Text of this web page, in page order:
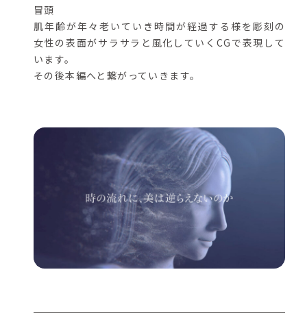
冒頭
肌年齢が年々老いていき時間が経過する様を彫刻の
女性の表面がサラサラと風化していくCGで表現して
います。
その後本編へと繋がっていきます。